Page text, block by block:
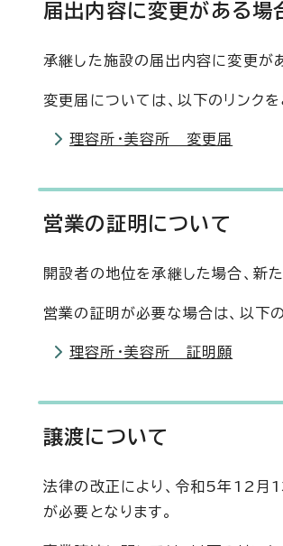
届出内容に変更がある場
承継した施設の届出内容に変更が
変更届については、以下のリンクを
理容所・美容所 変更届
営業の証明について
開設者の地位を承継した場合、新
営業の証明が必要な場合は、以下
理容所・美容所 証明願
譲渡について
法律の改正により、令和5年12月
が必要となります。